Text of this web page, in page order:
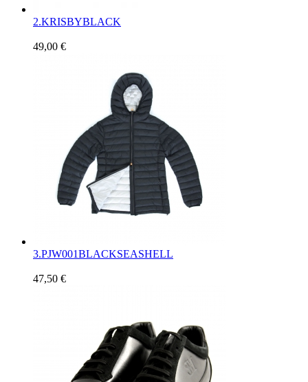
2.KRISBYBLACK
49,00 €
3.PJW001BLACKSEASHELL
47,50 €